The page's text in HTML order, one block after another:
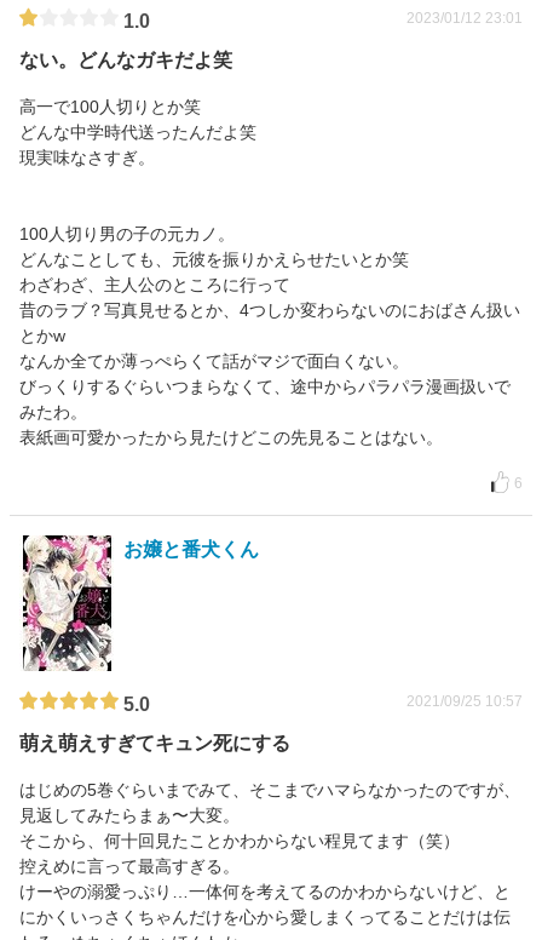
1.0 2023/01/12 23:01
ない。どんなガキだよ笑
高一で100人切りとか笑
どんな中学時代送ったんだよ笑
現実味なさすぎ。
100人切り男の子の元カノ。
どんなことしても、元彼を振りかえらせたいとか笑
わざわざ、主人公のところに行って
昔のラブ？写真見せるとか、4つしか変わらないのにおばさん扱い
とかw
なんか全てか薄っぺらくて話がマジで面白くない。
びっくりするぐらいつまらなくて、途中からパラパラ漫画扱いで
みたわ。
表紙画可愛かったから見たけどこの先見ることはない。
6
お嬢と番犬くん
5.0 2021/09/25 10:57
萌え萌えすぎてキュン死にする
はじめの5巻ぐらいまでみて、そこまでハマらなかったのですが、
見返してみたらまぁ〜大変。
そこから、何十回見たことかわからない程見てます（笑）
控えめに言って最高すぎる。
けーやの溺愛っぷり…一体何を考えてるのかわからないけど、と
にかくいっさくちゃんだけを心から愛しまくってることだけは伝